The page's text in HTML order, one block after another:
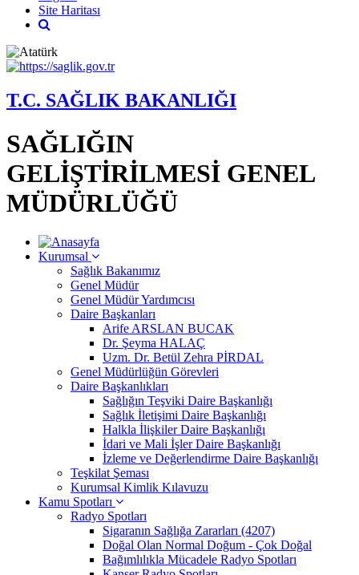
Site Haritası
T.C. SAĞLIK BAKANLIĞI
SAĞLIĞIN
GELİŞTİRİLMESİ GENEL
MÜDÜRLÜĞÜ
Kurumsal
Sağlık Bakanımız
Genel Müdür
Genel Müdür Yardımcısı
Daire Başkanları
Arife ARSLAN BUCAK
Dr. Şeyma HALAÇ
Uzm. Dr. Betül Zehra PİRDAL
Genel Müdürlüğün Görevleri
Daire Başkanlıkları
Sağlığın Teşviki Daire Başkanlığı
Sağlık İletişimi Daire Başkanlığı
Halkla İlişkiler Daire Başkanlığı
İdari ve Mali İşler Daire Başkanlığı
İzleme ve Değerlendirme Daire Başkanlığı
Teşkilat Şeması
Kurumsal Kimlik Kılavuzu
Kamu Spotları
Radyo Spotları
Sigaranın Sağlığa Zararları (4207)
Doğal Olan Normal Doğum - Çok Doğal
Bağımlılıkla Mücadele Radyo Spotları